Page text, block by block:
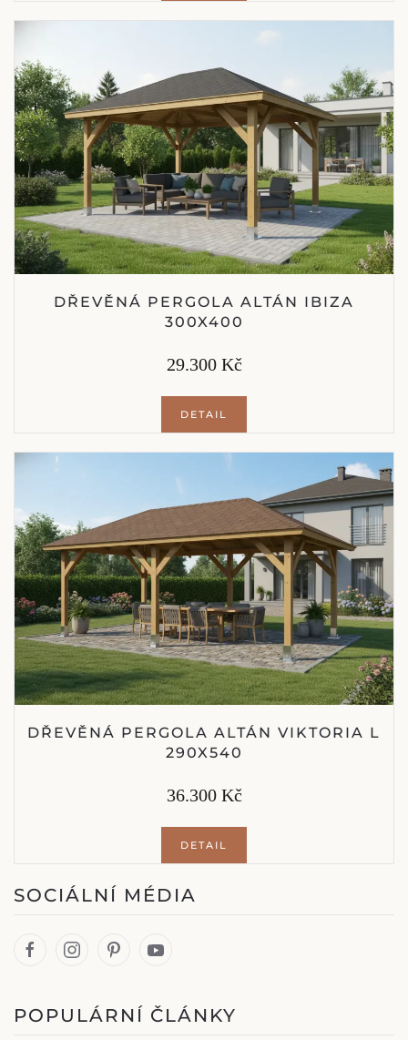
DŘEVĚNÁ PERGOLA ALTÁN IBIZA
300X400
29.300 Kč
DETAIL
DŘEVĚNÁ PERGOLA ALTÁN VIKTORIA L
290X540
36.300 Kč
DETAIL
SOCIÁLNÍ MÉDIA
POPULÁRNÍ ČLÁNKY